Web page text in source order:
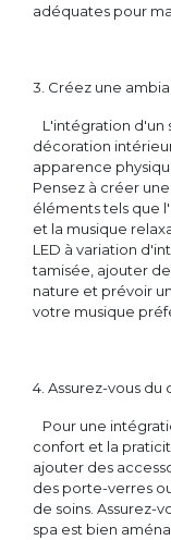
adéquates pour
3. Créez une
L'intégration d'un
décoration
apparence
Pensez à créer
éléments tels que
et la musique
LED à variation
tamisée, ajouter
nature et prévoir
votre musique
4. Assurez-vous
Pour une
confort et la
ajouter des
des porte-verres
de soins. Assurez-
spa est bien